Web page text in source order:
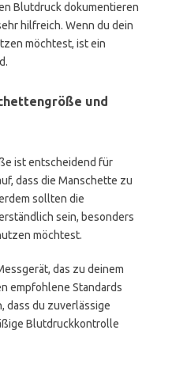
Blutdruck dokumentieren
hilfreich. Wenn du dein
möchtest, ist ein
und
ist entscheidend für
dass die Manschette zu
sollten die
sein, besonders
möchtest.
das zu deinem
empfohlene Standards
dass du zuverlässige
Blutdruckkontrolle